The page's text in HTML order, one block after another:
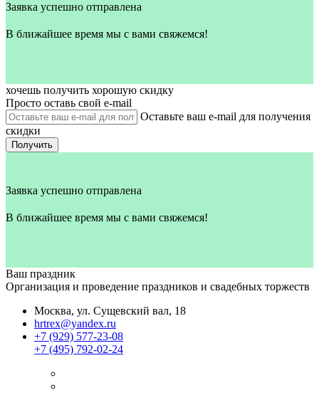
Заявка успешно отправлена
В ближайшее время мы с вами свяжемся!
хочешь получить хорошую скидку
Просто оставь свой e‑mail
Оставьте ваш e-mail для получения
скидки
Получить
Заявка успешно отправлена
В ближайшее время мы с вами свяжемся!
Ваш праздник
Организация и проведение праздников и свадебных торжеств
Москва, ул. Сущевский вал, 18
hrtrex@yandex.ru
+7 (929) 577-23-08
+7 (495) 792-02-24